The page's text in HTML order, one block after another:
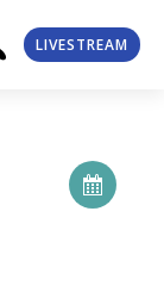
LIVESTREAM